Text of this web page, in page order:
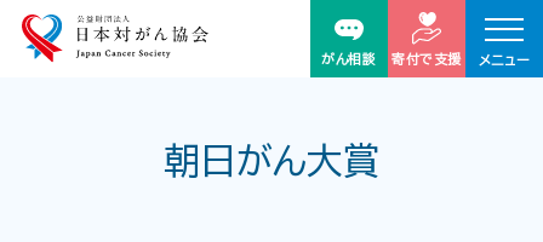
がん相談 寄付で支援 メニュー
朝日がん大賞